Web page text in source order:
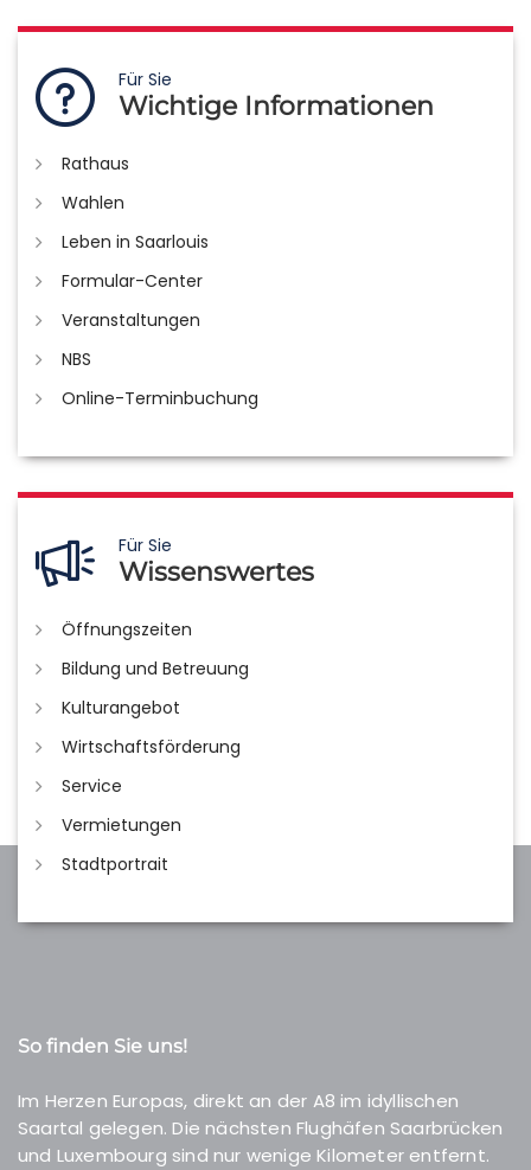
Für Sie
Wichtige Informationen
Rathaus
Wahlen
Leben in Saarlouis
Formular-Center
Veranstaltungen
NBS
Online-Terminbuchung
Für Sie
Wissenswertes
Öffnungszeiten
Bildung und Betreuung
Kulturangebot
Wirtschaftsförderung
Service
Vermietungen
Stadtportrait
So finden Sie uns!
Im Herzen Europas, direkt an der A8 im idyllischen
Saartal gelegen. Die nächsten Flughäfen Saarbrücken
und Luxembourg sind nur wenige Kilometer entfernt.